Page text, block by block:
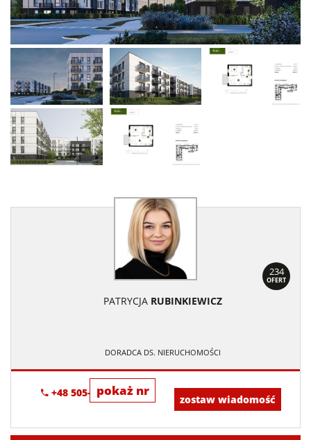
234
OFERT
PATRYCJA RUBINKIEWICZ
DORADCA DS. NIERUCHOMOŚCI
pokaż nr
+48 505-236-943
zostaw wiadomość